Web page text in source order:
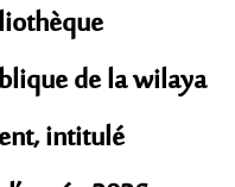
de la wilaya
intitulé